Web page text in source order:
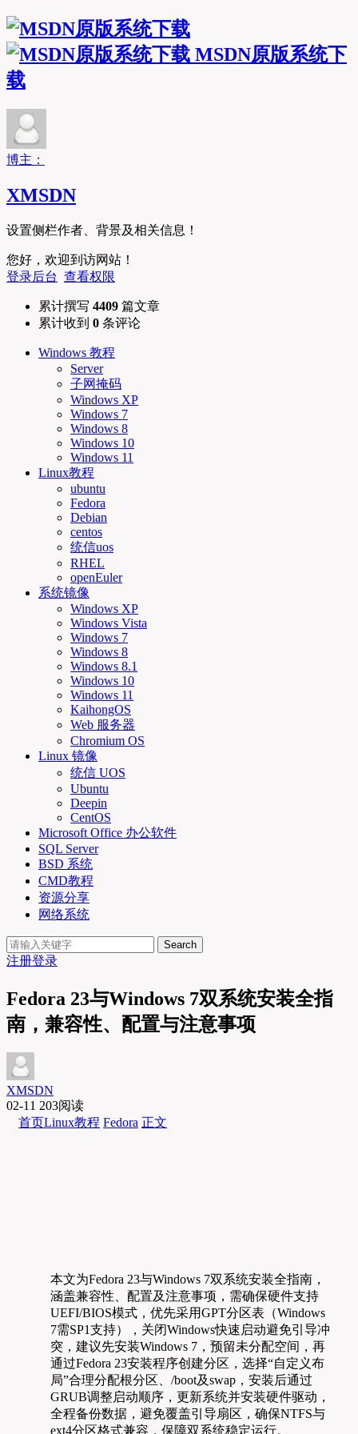
MSDN原版系统下
载
博主：
XMSDN
设置侧栏作者、背景及相关信息！
您好，欢迎到访网站！
登录后台 查看权限
累计撰写 4409 篇文章
累计收到 0 条评论
Windows 教程
Server
子网掩码
Windows XP
Windows 7
Windows 8
Windows 10
Windows 11
Linux教程
ubuntu
Fedora
Debian
centos
统信uos
RHEL
openEuler
系统镜像
Windows XP
Windows Vista
Windows 7
Windows 8
Windows 8.1
Windows 10
Windows 11
KaihongOS
Web 服务器
Chromium OS
Linux 镜像
统信 UOS
Ubuntu
Deepin
CentOS
Microsoft Office 办公软件
SQL Server
BSD 系统
CMD教程
资源分享
网络系统
Search
注册登录
Fedora 23与Windows 7双系统安装全指
南，兼容性、配置与注意事项
XMSDN
02-11 203阅读
首页Linux教程 Fedora 正文
本文为Fedora 23与Windows 7双系统安装全指南，
涵盖兼容性、配置及注意事项，需确保硬件支持
UEFI/BIOS模式，优先采用GPT分区表（Windows
7需SP1支持），关闭Windows快速启动避免引导冲
突，建议先安装Windows 7，预留未分配空间，再
通过Fedora 23安装程序创建分区，选择“自定义布
局”合理分配根分区、/boot及swap，安装后通过
GRUB调整启动顺序，更新系统并安装硬件驱动，
全程备份数据，避免覆盖引导扇区，确保NTFS与
ext4分区格式兼容，保障双系统稳定运行。